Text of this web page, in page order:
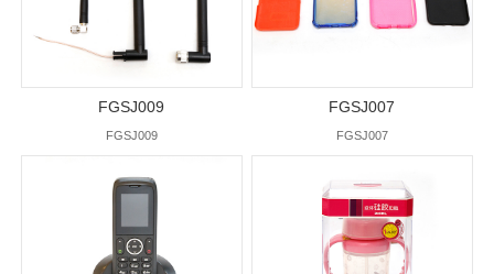
FGSJ009
FGSJ009
FGSJ007
FGSJ007